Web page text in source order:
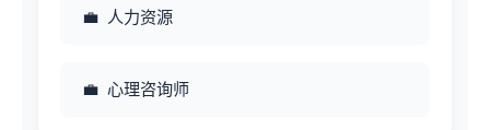
人力资源
心理咨询师